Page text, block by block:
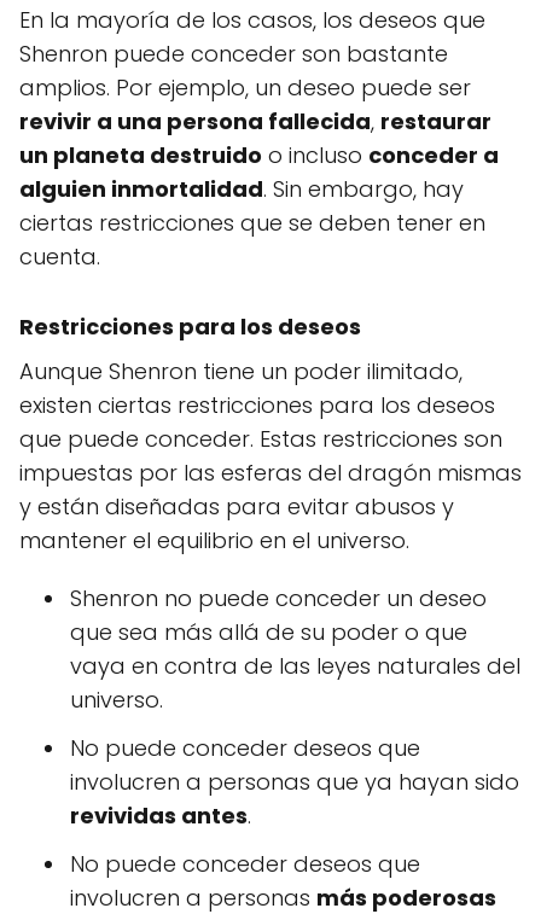
En la mayoría de los casos, los deseos que
Shenron puede conceder son bastante
amplios. Por ejemplo, un deseo puede ser
revivir a una persona fallecida, restaurar
un planeta destruido o incluso conceder a
alguien inmortalidad. Sin embargo, hay
ciertas restricciones que se deben tener en
cuenta.
Restricciones para los deseos
Aunque Shenron tiene un poder ilimitado,
existen ciertas restricciones para los deseos
que puede conceder. Estas restricciones son
impuestas por las esferas del dragón mismas
y están diseñadas para evitar abusos y
mantener el equilibrio en el universo.
Shenron no puede conceder un deseo
que sea más allá de su poder o que
vaya en contra de las leyes naturales del
universo.
No puede conceder deseos que
involucren a personas que ya hayan sido
revividas antes.
No puede conceder deseos que
involucren a personas más poderosas